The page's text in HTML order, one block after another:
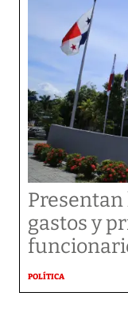
gastos y
POLÍTICA